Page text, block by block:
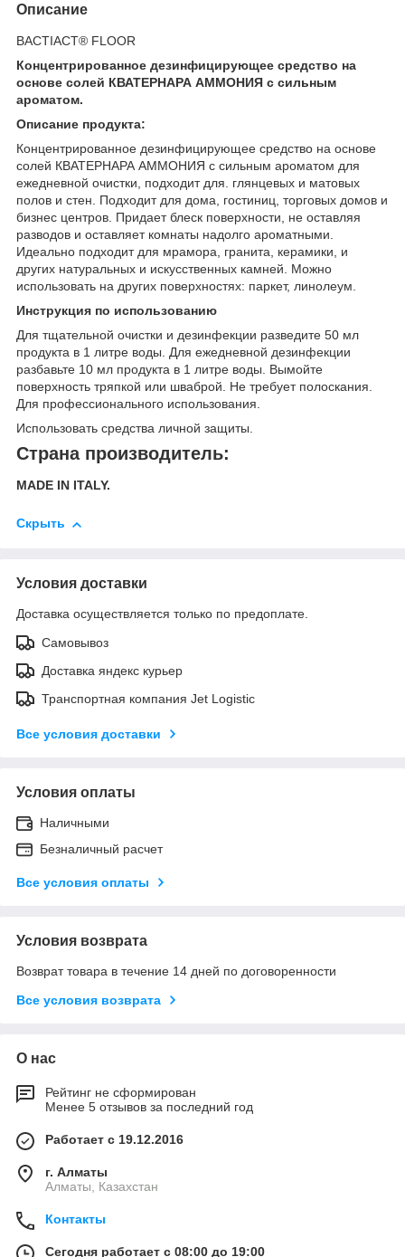
Описание
BACTIACT® FLOOR
Концентрированное дезинфицирующее средство на
основе солей КВАТЕРНАРА АММОНИЯ с сильным
ароматом.
Описание продукта:
Концентрированное дезинфицирующее средство на основе
солей КВАТЕРНАРА АММОНИЯ с сильным ароматом для
ежедневной очистки, подходит для. глянцевых и матовых
полов и стен. Подходит для дома, гостиниц, торговых домов и
бизнес центров. Придает блеск поверхности, не оставляя
разводов и оставляет комнаты надолго ароматными.
Идеально подходит для мрамора, гранита, керамики, и
других натуральных и искусственных камней. Можно
использовать на других поверхностях: паркет, линолеум.
Инструкция по использованию
Для тщательной очистки и дезинфекции разведите 50 мл
продукта в 1 литре воды. Для ежедневной дезинфекции
разбавьте 10 мл продукта в 1 литре воды. Вымойте
поверхность тряпкой или шваброй. Не требует полоскания.
Для профессионального использования.
Использовать средства личной защиты.
Страна производитель:
MADE IN ITALY.
Скрыть
Условия доставки
Доставка осуществляется только по предоплате.
Самовывоз
Доставка яндекс курьер
Транспортная компания Jet Logistic
Все условия доставки
Условия оплаты
Наличными
Безналичный расчет
Все условия оплаты
Условия возврата
Возврат товара в течение 14 дней по договоренности
Все условия возврата
О нас
Рейтинг не сформирован
Менее 5 отзывов за последний год
Работает с 19.12.2016
г. Алматы
Алматы, Казахстан
Контакты
Сегодня работает с 08:00 до 19:00